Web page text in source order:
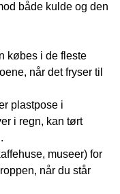
både kulde og den
købes i de fleste
når det fryser til
plastpose i
i regn, kan tørt
museer) for
når du står